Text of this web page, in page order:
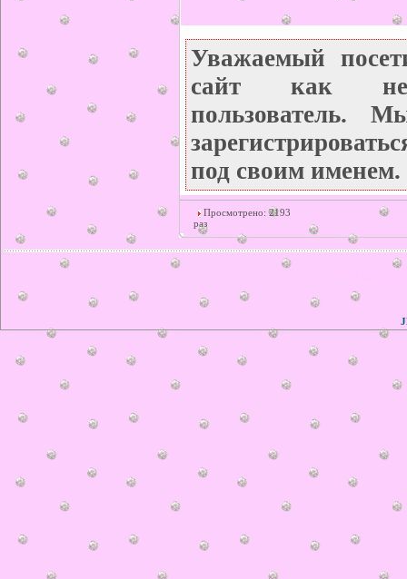
Уважаемый
сайт как
пользователь.
под своим именем.
Просмотрено: 2193
раз